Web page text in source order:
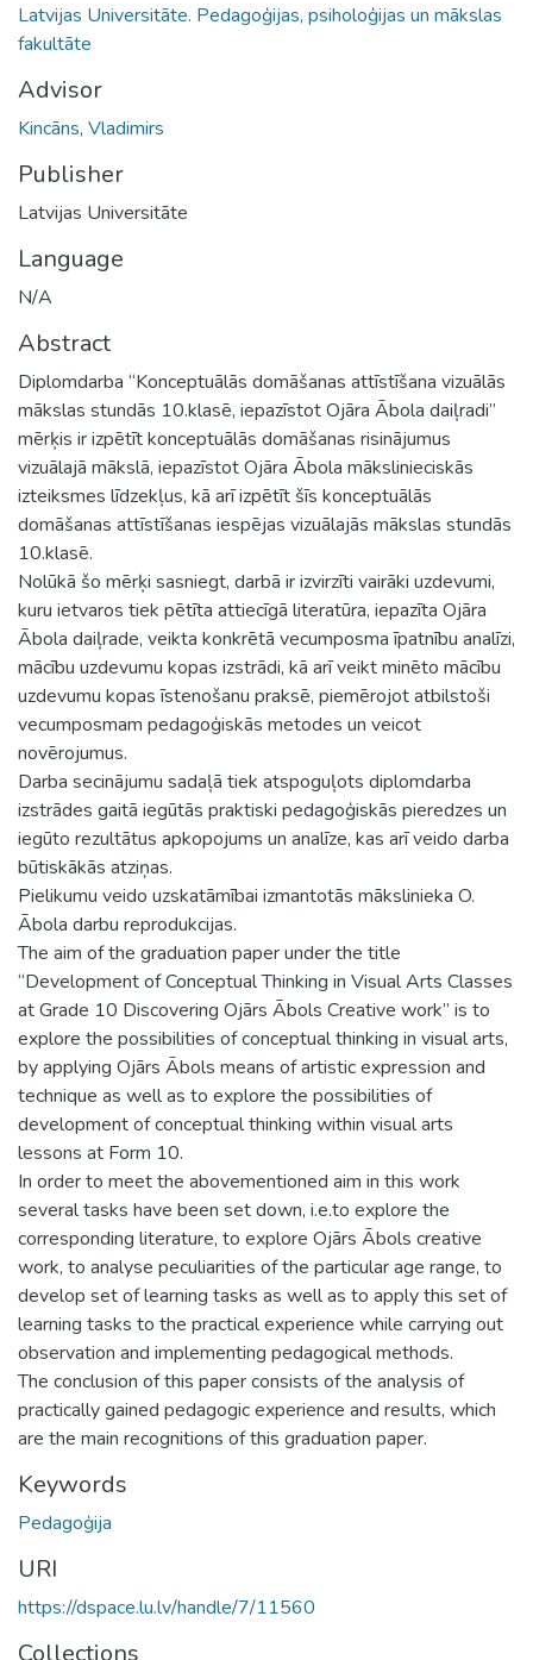
Latvijas Universitāte. Pedagoģijas, psiholoģijas un mākslas
fakultāte
Advisor
Kincāns, Vladimirs
Publisher
Latvijas Universitāte
Language
N/A
Abstract
Diplomdarba “Konceptuālās domāšanas attīstīšana vizuālās
mākslas stundās 10.klasē, iepazīstot Ojāra Ābola daiļradi”
mērķis ir izpētīt konceptuālās domāšanas risinājumus
vizuālajā mākslā, iepazīstot Ojāra Ābola mākslinieciskās
izteiksmes līdzekļus, kā arī izpētīt šīs konceptuālās
domāšanas attīstīšanas iespējas vizuālajās mākslas stundās
10.klasē.
Nolūkā šo mērķi sasniegt, darbā ir izvirzīti vairāki uzdevumi,
kuru ietvaros tiek pētīta attiecīgā literatūra, iepazīta Ojāra
Ābola daiļrade, veikta konkrētā vecumposma īpatnību analīzi,
mācību uzdevumu kopas izstrādi, kā arī veikt minēto mācību
uzdevumu kopas īstenošanu praksē, piemērojot atbilstoši
vecumposmam pedagoģiskās metodes un veicot
novērojumus.
Darba secinājumu sadaļā tiek atspoguļots diplomdarba
izstrādes gaitā iegūtās praktiski pedagoģiskās pieredzes un
iegūto rezultātus apkopojums un analīze, kas arī veido darba
būtiskākās atziņas.
Pielikumu veido uzskatāmībai izmantotās mākslinieka O.
Ābola darbu reprodukcijas.
The aim of the graduation paper under the title
“Development of Conceptual Thinking in Visual Arts Classes
at Grade 10 Discovering Ojārs Ābols Creative work” is to
explore the possibilities of conceptual thinking in visual arts,
by applying Ojārs Ābols means of artistic expression and
technique as well as to explore the possibilities of
development of conceptual thinking within visual arts
lessons at Form 10.
In order to meet the abovementioned aim in this work
several tasks have been set down, i.e.to explore the
corresponding literature, to explore Ojārs Ābols creative
work, to analyse peculiarities of the particular age range, to
develop set of learning tasks as well as to apply this set of
learning tasks to the practical experience while carrying out
observation and implementing pedagogical methods.
The conclusion of this paper consists of the analysis of
practically gained pedagogic experience and results, which
are the main recognitions of this graduation paper.
Keywords
Pedagoģija
URI
https://dspace.lu.lv/handle/7/11560
Collections